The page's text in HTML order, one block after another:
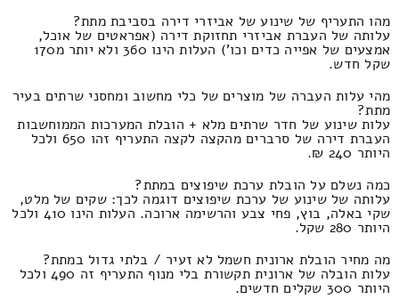
מהו התעריף של שינוע של אביזרי דירה בסביבת מתת?
עלותה של העברת אביזרי תחזוקת דירה (אפראטים של אוכל,
אמצעים של אפייה כדים וכו') העלות הינו 360 ולא יותר מ170
שקל חדש.
מהי עלות העברה של מוצרים של כלי מחשוב ומחסני שרתים בעיר
מתת?
עלות שינוע של חדר שרתים מלא + הובלת המערכות הממוחשבות
העברת דירה של סרברים מהקצה לקצה התעריף זהו 650 ולכל
היותר 240 ₪.
כמה נשלם על הובלת ערכת שיפוצים במתת?
עלותה של שינוע של ערכת שיפוצים דוגמה לכך: שקים של מלט,
שקי באלה, בוץ, פחי צבע והרשימה ארוכה. העלות הינו 410 ולכל
היותר 280 שקל.
מה מחיר הובלת ארונית חשמל לא זעיר / בלתי גדול במתת?
עלות הובלה של ארונית תקשורת בלי מנוף התעריף זה 490 ולכל
היותר 300 שקלים חדשים.